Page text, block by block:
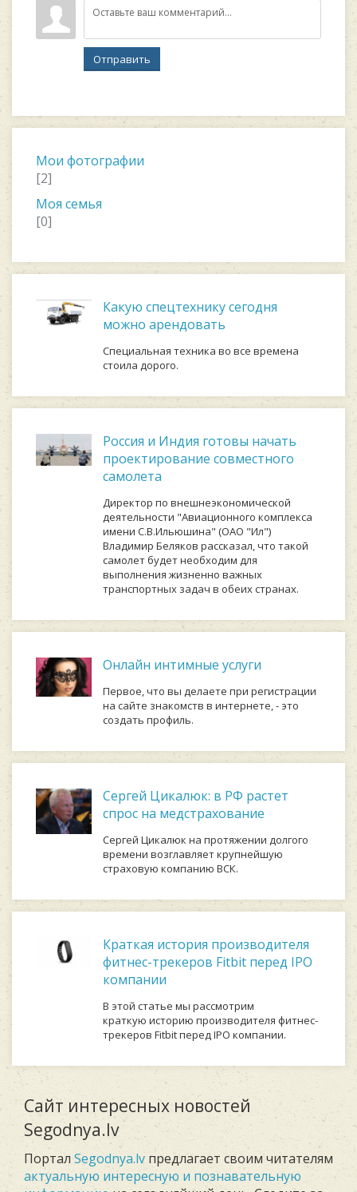
Отправить
Мои фотографии
[2]
Моя семья
[0]
Какую спецтехнику сегодня
можно арендовать
Специальная техника во все времена
стоила дорого.
Россия и Индия готовы начать
проектирование совместного
самолета
Директор по внешнеэкономической
деятельности "Авиационного комплекса
имени С.В.Ильюшина" (ОАО "Ил")
Владимир Беляков рассказал, что такой
самолет будет необходим для
выполнения жизненно важных
транспортных задач в обеих странах.
Онлайн интимные услуги
Первое, что вы делаете при регистрации
на сайте знакомств в интернете, - это
создать профиль.
Сергей Цикалюк: в РФ растет
спрос на медстрахование
Сергей Цикалюк на протяжении долгого
времени возглавляет крупнейшую
страховую компанию ВСК.
Краткая история производителя
фитнес-трекеров Fitbit перед IPO
компании
В этой статье мы рассмотрим
краткую историю производителя фитнес-
трекеров Fitbit перед IPO компании.
Сайт интересных новостей
Segodnya.lv
Портал Segodnya.lv предлагает своим читателям
актуальную интересную и познавательную